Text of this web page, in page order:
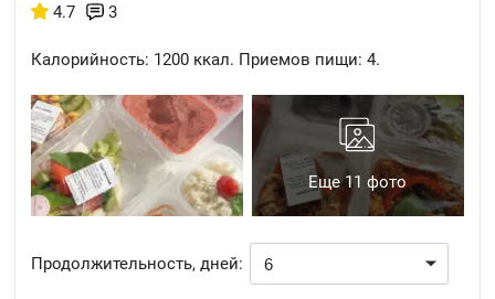
4.7 3
Калорийность: 1200 ккал. Приемов пищи: 4.
Еще 11 фото
Продолжительность, дней: